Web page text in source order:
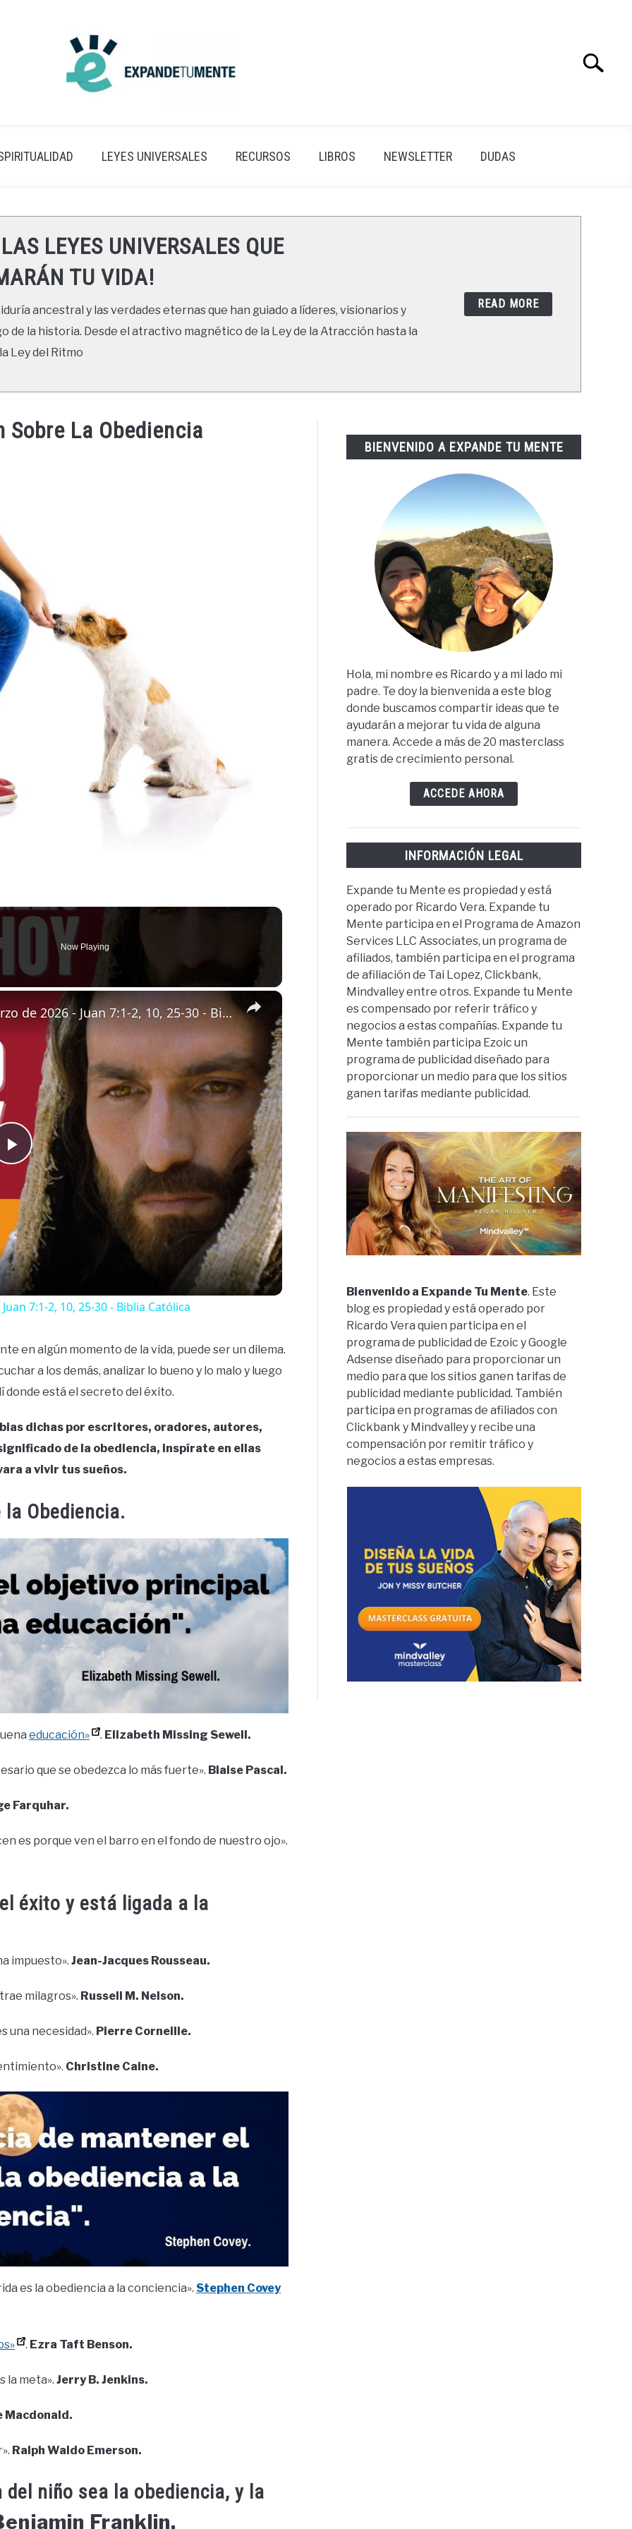
Search
LEYES UNIVERSALES RECURSOS LIBROS NEWSLETTER DUDAS
LEYES UNIVERSALES QUE
TU VIDA!
ancestral y las verdades eternas que han guiado a líderes, visionarios y
de la historia. Desde el atractivo magnético de la Ley de la Atracción hasta la
Ley del Ritmo
READ MORE
La Obediencia
Now Playing
×
Play
Video
Evangelio de hoy - Viernes 20 de marzo de 2026 - Juan 7:1-2, 10, 25-30 - Biblia Católica
7:1-2, 10, 25-30 - Biblia Católica
en algún momento de la vida, puede ser un dilema.
a los demás, analizar lo bueno y lo malo y luego
donde está el secreto del éxito.
dichas por escritores, oradores, autores,
de la obediencia, inspírate en ellas
a vivir tus sueños.
Obediencia.
educación» . Elizabeth Missing Sewell.
que se obedezca lo más fuerte». Blaise Pascal.
Farquhar.
es porque ven el barro en el fondo de nuestro ojo».
éxito y está ligada a la
impuesto». Jean-Jacques Rousseau.
milagros». Russell M. Nelson.
una necesidad». Pierre Corneille.
Christine Caine.
es la obediencia a la conciencia». Stephen Covey
. Ezra Taft Benson.
la meta». Jerry B. Jenkins.
Macdonald.
Ralph Waldo Emerson.
niño sea la obediencia, y la
Franklin.
BIENVENIDO A EXPANDE TU MENTE
Hola, mi nombre es Ricardo y a mi lado mi
padre. Te doy la bienvenida a este blog
donde buscamos compartir ideas que te
ayudarán a mejorar tu vida de alguna
manera. Accede a más de 20 masterclass
gratis de crecimiento personal.
ACCEDE AHORA
INFORMACIÓN LEGAL
Expande tu Mente es propiedad y está
operado por Ricardo Vera. Expande tu
Mente participa en el Programa de Amazon
Services LLC Associates, un programa de
afiliados, también participa en el programa
de afiliación de Tai Lopez, Clickbank,
Mindvalley entre otros. Expande tu Mente
es compensado por referir tráfico y
negocios a estas compañías. Expande tu
Mente también participa Ezoic un
programa de publicidad diseñado para
proporcionar un medio para que los sitios
ganen tarifas mediante publicidad.
Bienvenido a Expande Tu Mente. Este
blog es propiedad y está operado por
Ricardo Vera quien participa en el
programa de publicidad de Ezoic y Google
Adsense diseñado para proporcionar un
medio para que los sitios ganen tarifas de
publicidad mediante publicidad. También
participa en programas de afiliados con
Clickbank y Mindvalley y recibe una
compensación por remitir tráfico y
negocios a estas empresas.